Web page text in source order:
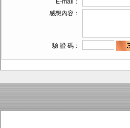
E-mail：
感想內容：
驗 證 碼：